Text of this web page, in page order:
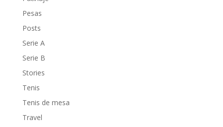
Pesas
Posts
Serie A
Serie B
Stories
Tenis
Tenis de mesa
Travel